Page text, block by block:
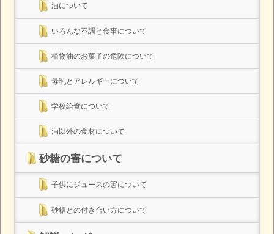
油について
いろんな不調と食事について
植物油のお菓子の危険について
母乳とアレルギーについて
学校給食について
油以外の食材について
砂糖の害について
子供にジュースの害について
砂糖との付き合い方について